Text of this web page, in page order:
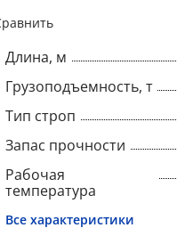
Длина, м
Грузоподъемность, т
Тип строп
Запас прочности
Рабочая
температура
Все характеристики